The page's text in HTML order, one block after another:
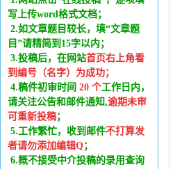
写上传word格式文档；
2.如文章题目较长，填“文章题
目”请精简到15字以内；
3.投稿后，在网站首页右上角看
到编号（名字）为成功；
4.稿件初审时间 20 个工作日内 ，
请关注公告和邮件通知,逾期未审
可重新投稿；
5.工作繁忙，收到邮件不打算发
者请勿添加编辑Q；
6.概不接受中介投稿的录用查询